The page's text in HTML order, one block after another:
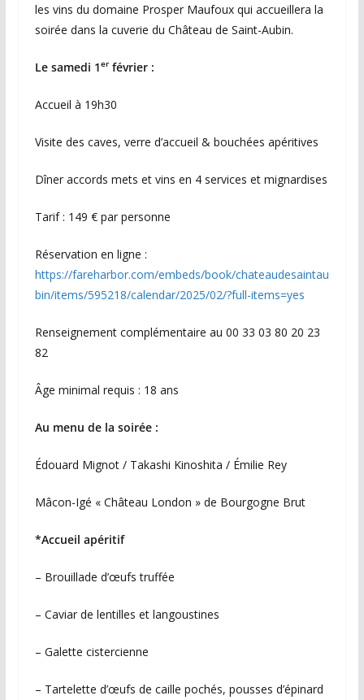
les vins du domaine Prosper Maufoux qui accueillera la
soirée dans la cuverie du Château de Saint-Aubin.
Le samedi 1erfévrier :
Accueil à 19h30
Visite des caves, verre d’accueil & bouchées apéritives
Dîner accords mets et vins en 4 services et mignardises
Tarif : 149 € par personne
Réservation en ligne :
https://fareharbor.com/embeds/book/chateaudesaintau
bin/items/595218/calendar/2025/02/?full-items=yes
Renseignement complémentaire au 00 33 03 80 20 23
82
Âge minimal requis : 18 ans
Au menu de la soirée :
Édouard Mignot / Takashi Kinoshita / Émilie Rey
Mâcon-Igé « Château London » de Bourgogne Brut
*Accueil apéritif
– Brouillade d’œufs truffée
– Caviar de lentilles et langoustines
– Galette cistercienne
– Tartelette d’œufs de caille pochés, pousses d’épinard